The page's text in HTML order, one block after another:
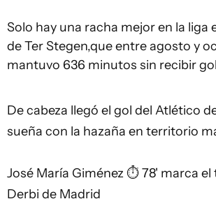
Solo hay una racha mejor en la liga
de Ter Stegen,que entre agosto y
mantuvo 636 minutos sin recibir
De cabeza llegó el gol del Atlético
sueña con la hazaña en territorio
José María Giménez ⏱️ 78' marca el
Derbi de Madrid